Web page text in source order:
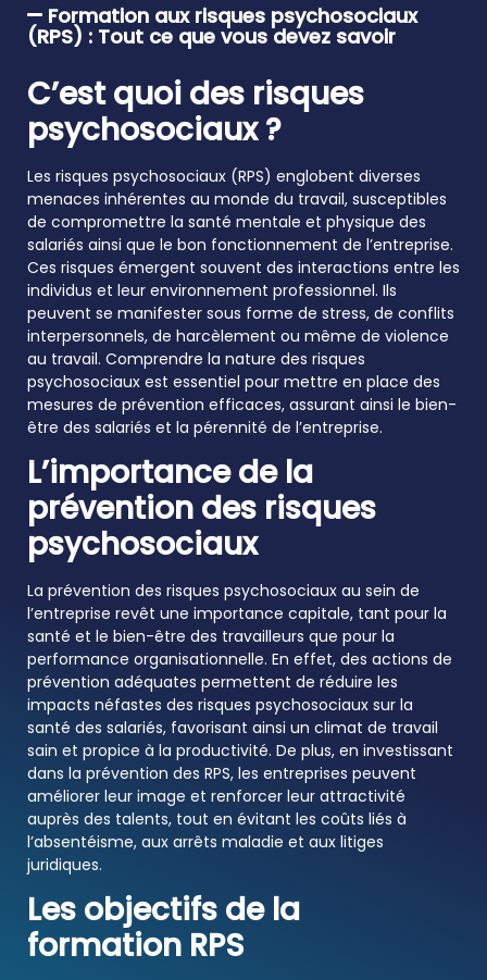
Formation aux risques psychosociaux
(RPS) : Tout ce que vous devez savoir
C’est quoi des risques
psychosociaux ?
Les risques psychosociaux (RPS) englobent diverses
menaces inhérentes au monde du travail, susceptibles
de compromettre la santé mentale et physique des
salariés ainsi que le bon fonctionnement de l’entreprise.
Ces risques émergent souvent des interactions entre les
individus et leur environnement professionnel. Ils
peuvent se manifester sous forme de stress, de conflits
interpersonnels, de harcèlement ou même de violence
au travail. Comprendre la nature des risques
psychosociaux est essentiel pour mettre en place des
mesures de prévention efficaces, assurant ainsi le bien-
être des salariés et la pérennité de l’entreprise.
L’importance de la
prévention des risques
psychosociaux
La prévention des risques psychosociaux au sein de
l’entreprise revêt une importance capitale, tant pour la
santé et le bien-être des travailleurs que pour la
performance organisationnelle. En effet, des actions de
prévention adéquates permettent de réduire les
impacts néfastes des risques psychosociaux sur la
santé des salariés, favorisant ainsi un climat de travail
sain et propice à la productivité. De plus, en investissant
dans la prévention des RPS, les entreprises peuvent
améliorer leur image et renforcer leur attractivité
auprès des talents, tout en évitant les coûts liés à
l’absentéisme, aux arrêts maladie et aux litiges
juridiques.
Les objectifs de la
formation RPS